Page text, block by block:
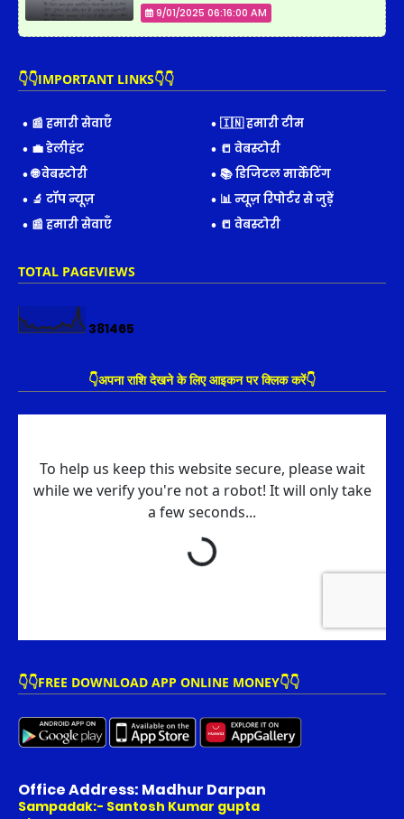
9/01/2025 06:16:00 AM
👇👇IMPORTANT LINKS👇👇
📰 हमारी सेवाएँ
🇮🇳 हमारी टीम
💼 डेलीहंट
📒 वेबस्टोरी
🌐 वेबस्टोरी
📚 डिजिटल मार्केटिंग
🔬 टॉप न्यूज़
📊 न्यूज़ रिपोर्टर से जुड़ें
📰 हमारी सेवाएँ
📒 वेबस्टोरी
TOTAL PAGEVIEWS
381465
👇अपना राशि देखने के लिए आइकन पर क्लिक करें👇
👇👇FREE DOWNLOAD APP ONLINE MONEY👇👇
Office Address: Madhur Darpan
Sampadak:- Santosh Kumar gupta